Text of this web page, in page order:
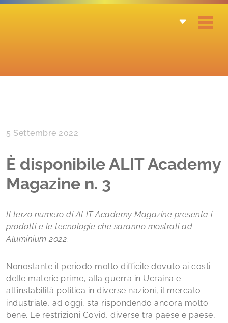
5 Settembre 2022
È disponibile ALIT Academy
Magazine n. 3
Il terzo numero di ALIT Academy Magazine presenta i
prodotti e le tecnologie che saranno mostrati ad
Aluminium 2022.
Nonostante il periodo molto difficile dovuto ai costi
delle materie prime, alla guerra in Ucraina e
all’instabilità politica in diverse nazioni, il mercato
industriale, ad oggi, sta rispondendo ancora molto
bene. Le restrizioni Covid, diverse tra paese e paese,